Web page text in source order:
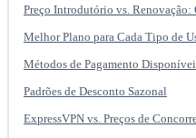
Preço Introdutório vs. Renovação:
Melhor Plano para Cada Tipo de
Métodos de Pagamento
Padrões de Desconto Sazonal
ExpressVPN vs. Preços de